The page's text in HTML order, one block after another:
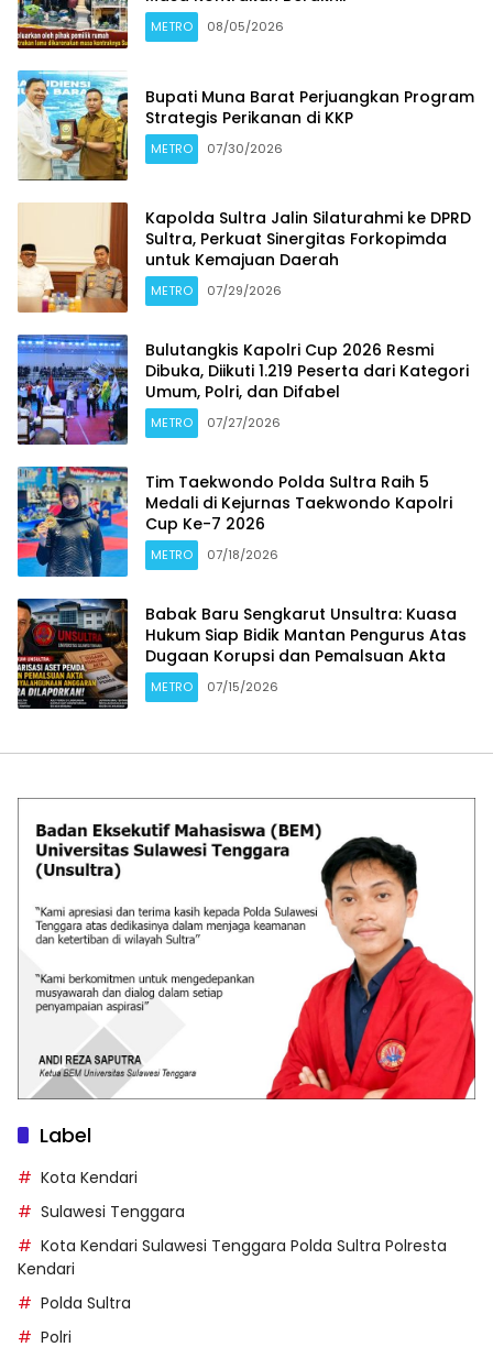
METRO 08/05/2026
Bupati Muna Barat Perjuangkan Program
Strategis Perikanan di KKP
METRO 07/30/2026
Kapolda Sultra Jalin Silaturahmi ke DPRD
Sultra, Perkuat Sinergitas Forkopimda
untuk Kemajuan Daerah
METRO 07/29/2026
Bulutangkis Kapolri Cup 2026 Resmi
Dibuka, Diikuti 1.219 Peserta dari Kategori
Umum, Polri, dan Difabel
METRO 07/27/2026
Tim Taekwondo Polda Sultra Raih 5
Medali di Kejurnas Taekwondo Kapolri
Cup Ke-7 2026
METRO 07/18/2026
Babak Baru Sengkarut Unsultra: Kuasa
Hukum Siap Bidik Mantan Pengurus Atas
Dugaan Korupsi dan Pemalsuan Akta
METRO 07/15/2026
Label
Kota Kendari
Sulawesi Tenggara
Kota Kendari Sulawesi Tenggara Polda Sultra Polresta
Kendari
Polda Sultra
Polri